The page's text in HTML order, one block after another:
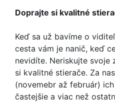
Doprajte si kvalitné
Keď sa už bavíme o
cesta vám je nanič, keď
nevidíte. Neriskujte svoje
si kvalitné stierače. Za
(novemebr až február)
častejšie a viac než